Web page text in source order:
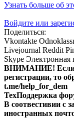
Узнать больше об
Войдите или
Поделиться:
Vkontakte
Livejournal Reddit
Skype Электронная
ВНИМАНИЕ! Ecли
регистрации, то
t.me/help_for_dem
ТехПоддержка
В соотвестивии с
иностранных